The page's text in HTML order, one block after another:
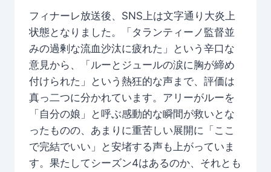
フィナーレ放送後、SNS上は文字通り大炎上
状態となりました。「タランティーノ監督並
みの過剰な流血沙汰に疲れた」という辛口な
意見から、「ルーとジュールの涙に胸が締め
付けられた」という熱狂的な声まで、評価は
真っ二つに分かれています。アリーがルーを
「自分の娘」と呼ぶ感動的な瞬間が救いとな
ったものの、あまりに重苦しい展開に「ここ
で完結でいい」と安堵する声も上がっていま
す。果たしてシーズン4はあるのか、それとも